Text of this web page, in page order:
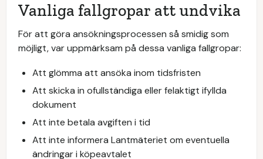
Vanliga fallgropar att undvika
För att göra ansökningsprocessen så smidig som
möjligt, var uppmärksam på dessa vanliga fallgropar:
Att glömma att ansöka inom tidsfristen
Att skicka in ofullständiga eller felaktigt ifyllda
dokument
Att inte betala avgiften i tid
Att inte informera Lantmäteriet om eventuella
ändringar i köpeavtalet